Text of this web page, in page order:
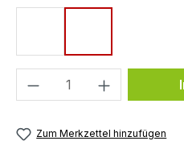
Produkt Anzahl:
Zum Merkzettel hinzufügen